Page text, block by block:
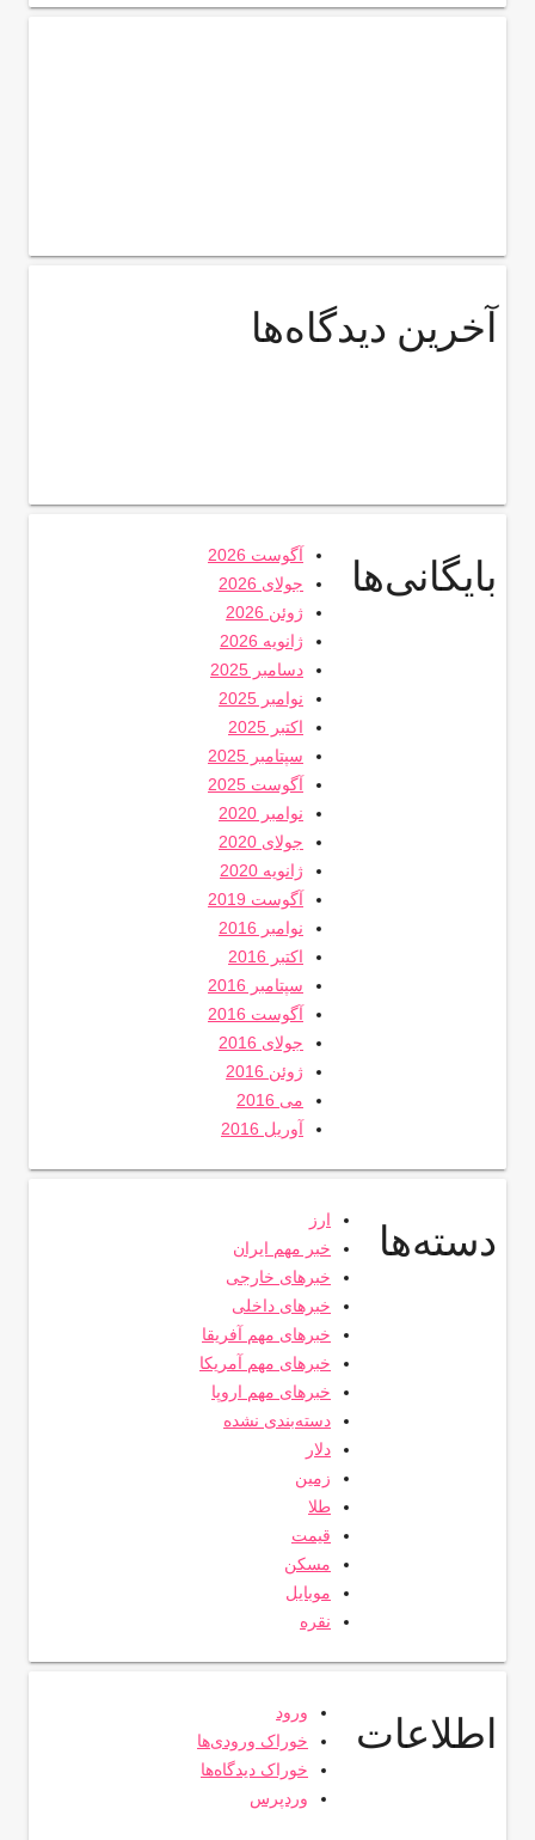
آخرین دیدگاه‌ها
بایگانی‌ها
آگوست 2026
جولای 2026
ژوئن 2026
ژانویه 2026
دسامبر 2025
نوامبر 2025
اکتبر 2025
سپتامبر 2025
آگوست 2025
نوامبر 2020
جولای 2020
ژانویه 2020
آگوست 2019
نوامبر 2016
اکتبر 2016
سپتامبر 2016
آگوست 2016
جولای 2016
ژوئن 2016
می 2016
آوریل 2016
دسته‌ها
ارز
خبر مهم ایران
خبرهای خارجی
خبرهای داخلی
خبرهای مهم آفریقا
خبرهای مهم آمریکا
خبرهای مهم اروپا
دسته‌بندی نشده
دلار
زمین
طلا
قیمت
مسکن
موبایل
نقره
اطلاعات
ورود
خوراک ورودی‌ها
خوراک دیدگاه‌ها
وردپرس